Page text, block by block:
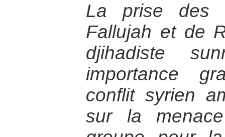
La prise des
Fallujah et de
djihadiste
importance
conflit syrien
sur la